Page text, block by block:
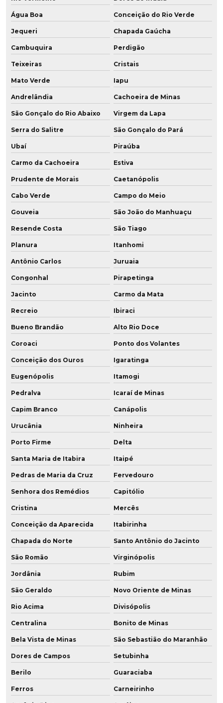
Água Boa Conceição do Rio Verde
Jequeri Chapada Gaúcha
Cambuquira Perdigão
Teixeiras Cristais
Mato Verde Iapu
Andrelândia Cachoeira de Minas
São Gonçalo do Rio Abaixo Virgem da Lapa
Serra do Salitre São Gonçalo do Pará
Ubaí Piraúba
Carmo da Cachoeira Estiva
Prudente de Morais Caetanópolis
Cabo Verde Campo do Meio
Gouveia São João do Manhuaçu
Resende Costa São Tiago
Planura Itanhomi
Antônio Carlos Juruaia
Congonhal Pirapetinga
Jacinto Carmo da Mata
Recreio Ibiraci
Bueno Brandão Alto Rio Doce
Coroaci Ponto dos Volantes
Conceição dos Ouros Igaratinga
Eugenópolis Itamogi
Pedralva Icaraí de Minas
Capim Branco Canápolis
Urucânia Ninheira
Porto Firme Delta
Santa Maria de Itabira Itaipé
Pedras de Maria da Cruz Fervedouro
Senhora dos Remédios Capitólio
Cristina Mercês
Conceição da Aparecida Itabirinha
Chapada do Norte Santo Antônio do Jacinto
São Romão Virginópolis
Jordânia Rubim
São Geraldo Novo Oriente de Minas
Rio Acima Divisópolis
Centralina Bonito de Minas
Bela Vista de Minas São Sebastião do Maranhão
Dores de Campos Setubinha
Berilo Guaraciaba
Ferros Carneirinho